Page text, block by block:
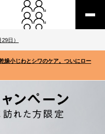
日）
燥小じわとシワのケア。ついにロー